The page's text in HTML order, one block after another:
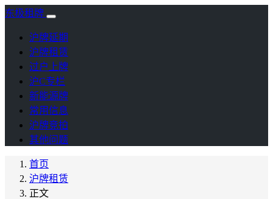
东极租牌
沪牌延期
沪牌租赁
过户上牌
沪C专栏
新能源牌
常用信息
沪牌竞拍
其他问题
首页
沪牌租赁
正文